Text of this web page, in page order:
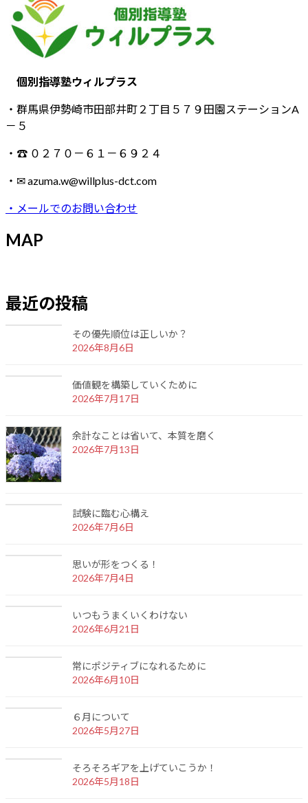
個別指導塾ウィルプラス
・群馬県伊勢崎市田部井町２丁目５７９田園ステーションA
－５
・☎ ０２７０－６１－６９２４
・✉ azuma.w@willplus-dct.com
・メールでのお問い合わせ
MAP
最近の投稿
その優先順位は正しいか？
2026年8月6日
価値観を構築していくために
2026年7月17日
余計なことは省いて、本質を磨く
2026年7月13日
試験に臨む心構え
2026年7月6日
思いが形をつくる！
2026年7月4日
いつもうまくいくわけない
2026年6月21日
常にポジティブになれるために
2026年6月10日
６月について
2026年5月27日
そろそろギアを上げていこうか！
2026年5月18日